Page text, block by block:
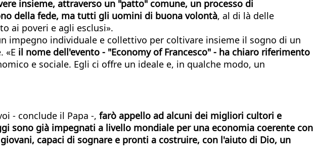
insieme, attraverso un "patto" comune, un processo di
della fede, ma tutti gli uomini di buona volontà, al di là delle
ai poveri e agli esclusi».
impegno individuale e collettivo per coltivare insieme il sogno di un
«E il nome dell'evento - "Economy of Francesco" - ha chiaro riferimento
e sociale. Egli ci offre un ideale e, in qualche modo, un
- conclude il Papa -, farò appello ad alcuni dei migliori cultori e
sono già impegnati a livello mondiale per una economia coerente con
capaci di sognare e pronti a costruire, con l'aiuto di Dio, un